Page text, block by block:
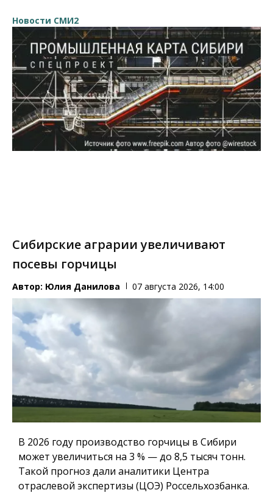
Новости СМИ2
Сибирские аграрии увеличивают
посевы горчицы
Автор: Юлия Данилова 07 августа 2026, 14:00
В 2026 году производство горчицы в Сибири
может увеличиться на 3 % — до 8,5 тысяч тонн.
Такой прогноз дали аналитики Центра
отраслевой экспертизы (ЦОЭ) Россельхозбанка.